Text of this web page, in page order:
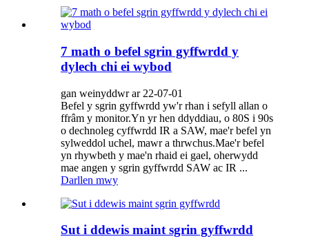
7 math o befel sgrin gyffwrdd y
dylech chi ei wybod
gan weinyddwr ar 22-07-01
Befel y sgrin gyffwrdd yw'r rhan i sefyll allan o
ffrâm y monitor.Yn yr hen ddyddiau, o 80S i 90s
o dechnoleg cyffwrdd IR a SAW, mae'r befel yn
sylweddol uchel, mawr a thrwchus.Mae'r befel
yn rhywbeth y mae'n rhaid ei gael, oherwydd
mae angen y sgrin gyffwrdd SAW ac IR ...
Darllen mwy
Sut i ddewis maint sgrin gyffwrdd